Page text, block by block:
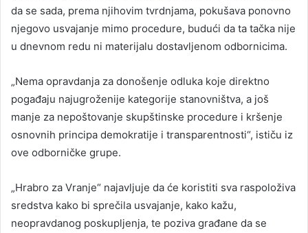
da se sada, prema njihovim tvrdnjama, pokušava ponovno
njegovo usvajanje mimo procedure, budući da ta tačka nije
u dnevnom redu ni materijalu dostavljenom odbornicima.
„Nema opravdanja za donošenje odluka koje direktno
pogađaju najugroženije kategorije stanovništva, a još
manje za nepoštovanje skupštinske procedure i kršenje
osnovnih principa demokratije i transparentnosti“, ističu iz
ove odborničke grupe.
„Hrabro za Vranje“ najavljuje da će koristiti sva raspoloživa
sredstva kako bi sprečila usvajanje, kako kažu,
neopravdanog poskupljenja, te poziva građane da se